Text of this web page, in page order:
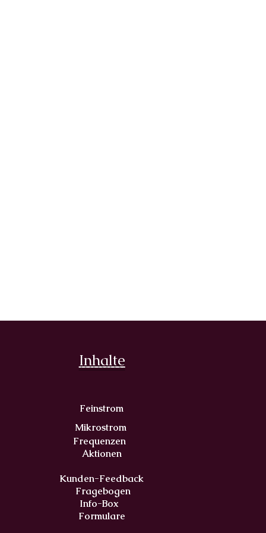
Inhalte
Feinstrom
Mikrostrom
Frequenzen
Aktionen
Kunden-Feedback
Fragebogen
Info-Box
Formulare